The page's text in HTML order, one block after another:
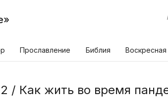
Прославление Библия
/ Как жить во время